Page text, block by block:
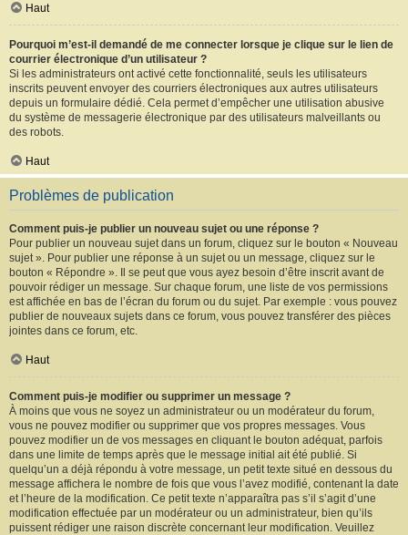
Haut
Pourquoi m’est-il demandé de me connecter lorsque je clique sur le lien de
courrier électronique d’un utilisateur ?
Si les administrateurs ont activé cette fonctionnalité, seuls les utilisateurs
inscrits peuvent envoyer des courriers électroniques aux autres utilisateurs
depuis un formulaire dédié. Cela permet d’empêcher une utilisation abusive
du système de messagerie électronique par des utilisateurs malveillants ou
des robots.
Haut
Problèmes de publication
Comment puis-je publier un nouveau sujet ou une réponse ?
Pour publier un nouveau sujet dans un forum, cliquez sur le bouton « Nouveau
sujet ». Pour publier une réponse à un sujet ou un message, cliquez sur le
bouton « Répondre ». Il se peut que vous ayez besoin d’être inscrit avant de
pouvoir rédiger un message. Sur chaque forum, une liste de vos permissions
est affichée en bas de l’écran du forum ou du sujet. Par exemple : vous pouvez
publier de nouveaux sujets dans ce forum, vous pouvez transférer des pièces
jointes dans ce forum, etc.
Haut
Comment puis-je modifier ou supprimer un message ?
À moins que vous ne soyez un administrateur ou un modérateur du forum,
vous ne pouvez modifier ou supprimer que vos propres messages. Vous
pouvez modifier un de vos messages en cliquant le bouton adéquat, parfois
dans une limite de temps après que le message initial ait été publié. Si
quelqu’un a déjà répondu à votre message, un petit texte situé en dessous du
message affichera le nombre de fois que vous l’avez modifié, contenant la date
et l’heure de la modification. Ce petit texte n’apparaîtra pas s’il s’agit d’une
modification effectuée par un modérateur ou un administrateur, bien qu’ils
puissent rédiger une raison discrète concernant leur modification. Veuillez